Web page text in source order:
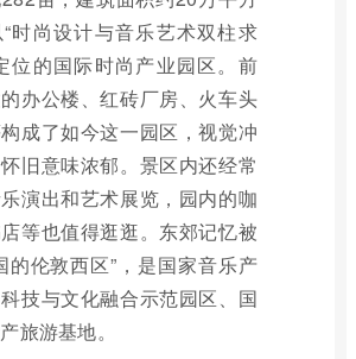
时尚设计与音乐艺术双柱求
位的国际时尚产业园区。前
办公楼、红砖厂房、火车头
成了如今这一园区，视觉冲
旧意味浓郁。景区内还经常
演出和艺术展览，园内的咖
等也值得逛逛。东郊记忆被
的伦敦西区”，是国家音乐产
技与文化融合示范园区、国
旅游基地。